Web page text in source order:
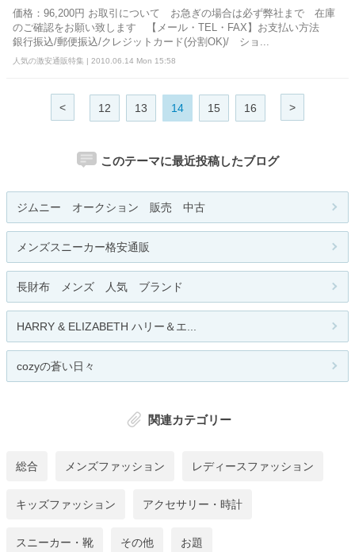
価格：96,200円 お取引について お急ぎの場合は必ず弊社まで 在庫
のご確認をお願い致します 【メール・TEL・FAX】お支払い方法
銀行振込/郵便振込/クレジットカード(分割OK)/ ショ...
人気の激安通販特集 | 2010.06.14 Mon 15:58
< 12 13 14 15 16 >
このテーマに最近投稿したブログ
ジムニー オークション 販売 中古
メンズスニーカー格安通販
長財布 メンズ 人気 ブランド
HARRY & ELIZABETH ハリー＆エ...
cozyの蒼い日々
関連カテゴリー
総合 メンズファッション レディースファッション
キッズファッション アクセサリー・時計
スニーカー・靴 その他 お題